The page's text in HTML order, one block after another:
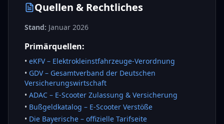
Quellen & Rechtliches
Stand: Januar 2026
Primärquellen:
• eKFV – Elektrokleinstfahrzeuge-Verordnung
• GDV – Gesamtverband der Deutschen
Versicherungswirtschaft
• ADAC – E-Scooter Zulassung & Versicherung
• Bußgeldkatalog – E-Scooter Verstöße
• Die Bayerische – offizielle Tarifseite